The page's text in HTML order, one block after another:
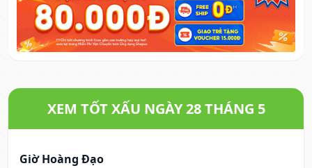
XEM TỐT XẤU NGÀY 28 THÁNG 5
Giờ Hoàng Đạo